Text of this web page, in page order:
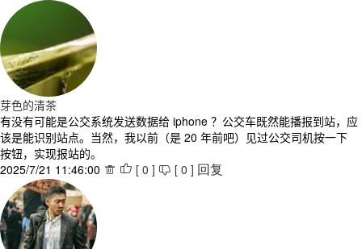
芽色的清茶
有没有可能是公交系统发送数据给 iphone ？公交车既然能播报到站，应
该是能识别站点。当然，我以前（是 20 年前吧）见过公交司机按一下
按钮，实现报站的。
2025/7/21 11:46:00   [ 0 ]  [ 0 ] 回复